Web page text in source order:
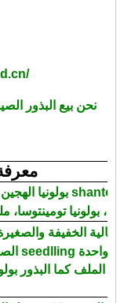
نحن بيع البذور
عالية الخفيفة